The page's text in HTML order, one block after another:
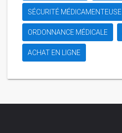
SÉCURITÉ MÉDICAMENTEUSE
ORDONNANCE MÉDICALE
ACHAT EN LIGNE